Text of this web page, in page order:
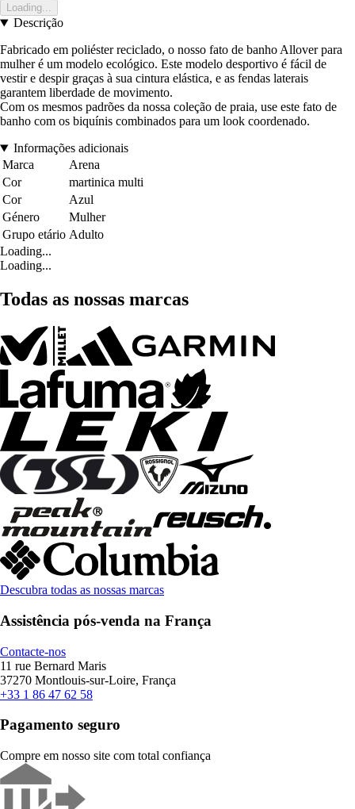
Loading...
Descrição
Fabricado em poliéster reciclado, o nosso fato de banho Allover para
mulher é um modelo ecológico. Este modelo desportivo é fácil de
vestir e despir graças à sua cintura elástica, e as fendas laterais
garantem liberdade de movimento.
Com os mesmos padrões da nossa coleção de praia, use este fato de
banho com os biquínis combinados para um look coordenado.
Informações adicionais
Marca
Arena
Cor
martinica multi
Cor
Azul
Género
Mulher
Grupo etário Adulto
Loading...
Loading...
Todas as nossas marcas
Descubra todas as nossas marcas
Assistência pós-venda na França
Contacte-nos
11 rue Bernard Maris
37270 Montlouis-sur-Loire, França
+33 1 86 47 62 58
Pagamento seguro
Compre em nosso site com total confiança